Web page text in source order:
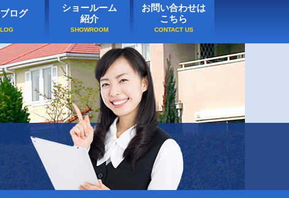
ログ
ショールーム
紹介
お問い合わせは
こちら